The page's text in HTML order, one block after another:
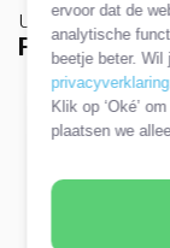
ervoor dat de
analytische
beetje beter.
privacyverklaring
Klik op ‘Oké’
plaatsen we
Uitgelicht
Populaire